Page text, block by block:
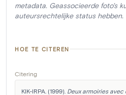
metadata. Geassocieerde foto's
auteursrechtelijke status hebben.
HOE TE CITEREN
Citering
KIK-IRPA. (1999). Deux armoiries avec